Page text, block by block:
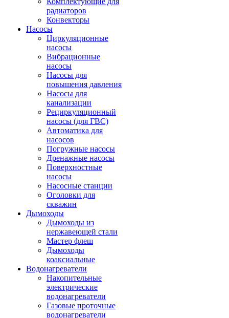
радиаторов
Конвекторы
Насосы
Циркуляционные
насосы
Вибрационные
насосы
Насосы для
повышения давления
Насосы для
канализации
Рециркуляционный
насосы (для ГВС)
Автоматика для
насосов
Погружные насосы
Дренажные насосы
Поверхностные
насосы
Насосные станции
Оголовки для
скважин
Дымоходы
Дымоходы из
нержавеющей стали
Мастер флеш
Дымоходы
коаксиальные
Водонагреватели
Накопительные
электрические
водонагреватели
Газовые проточные
водонагреватели